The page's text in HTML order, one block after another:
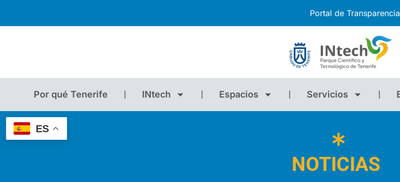
Portal de Transparencia
Por qué Tenerife INtech Espacios Servicios
ES
NOTICIAS